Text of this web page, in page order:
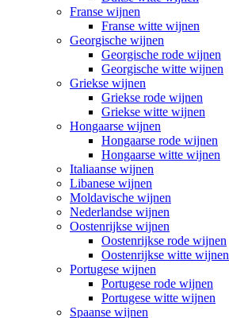
Franse wijnen
Franse witte wijnen
Georgische wijnen
Georgische rode wijnen
Georgische witte wijnen
Griekse wijnen
Griekse rode wijnen
Griekse witte wijnen
Hongaarse wijnen
Hongaarse rode wijnen
Hongaarse witte wijnen
Italiaanse wijnen
Libanese wijnen
Moldavische wijnen
Nederlandse wijnen
Oostenrijkse wijnen
Oostenrijkse rode wijnen
Oostenrijkse witte wijnen
Portugese wijnen
Portugese rode wijnen
Portugese witte wijnen
Spaanse wijnen